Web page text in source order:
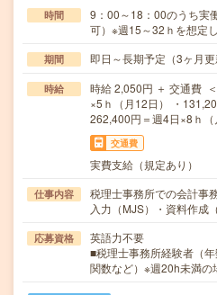
時間
9：00～18：00のうち実
可）※週15～32ｈを想定
期間 即日～長期予定（3ヶ月
時給
時給 2,050円 ＋ 交通費
×5ｈ（月12日） ・
262,400円＝週4日×8ｈ（
交通費
実費支給（規定あり）
仕事内容
税理士事務所での会計事
入力（MJS）・資料作
応募資格
英語力不要
■税理士事務所経験者（
関数など）※週20h未満